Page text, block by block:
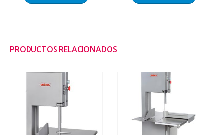
PRODUCTOS RELACIONADOS